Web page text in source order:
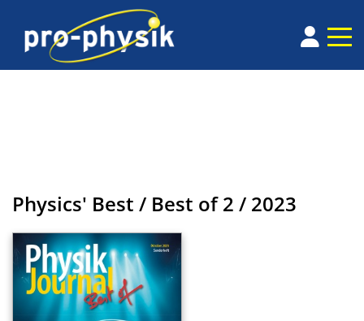
Physics' Best / Best of2 / 2023